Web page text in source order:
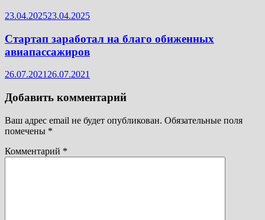
23.04.202523.04.2025
Стартап заработал на благо обиженных
авиапассажиров
26.07.2021 26.07.2021
Добавить комментарий
Ваш адрес email не будет опубликован. Обязательные поля
помечены *
Комментарий *